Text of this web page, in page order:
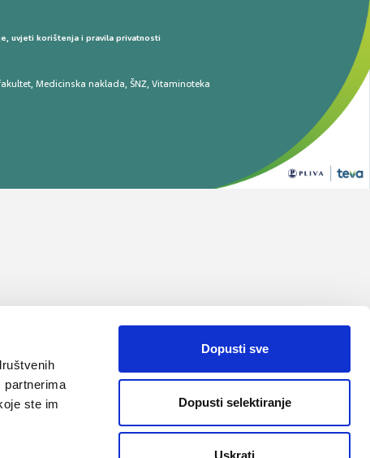
partnerima
ste im
Dopusti sve
Dopusti selektiranje
Uskrati
uvjeti korištenja i pravila privatnosti
Medicinska naklada ŠNZ Vitaminoteka